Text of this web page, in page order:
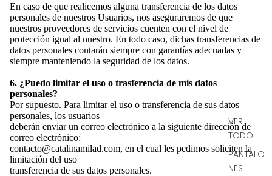
VER
TODO
PANTALO
NES
En caso de que realicemos alguna transferencia de los datos
personales de nuestros Usuarios, nos aseguraremos de que
nuestros proveedores de servicios cuenten con el nivel de
protección igual al nuestro. En todo caso, dichas transferencias de
datos personales contarán siempre con garantías adecuadas y
siempre manteniendo la seguridad de los datos.
6. ¿Puedo limitar el uso o trasferencia de mis datos
personales?
Por supuesto. Para limitar el uso o transferencia de sus datos
personales, los usuarios
deberán enviar un correo electrónico a la siguiente dirección de
correo electrónico:
contacto@catalinamilad.com, en el cual les pedimos soliciten la
limitación del uso
transferencia de sus datos personales.